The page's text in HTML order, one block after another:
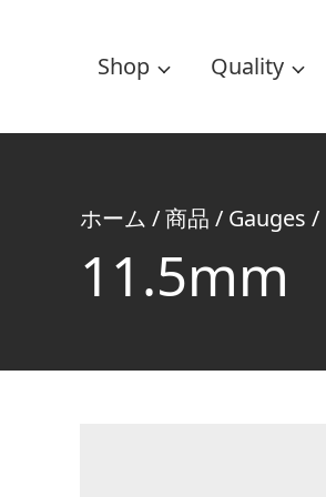
Shop Quality
ホーム /商品 / Gauges /
11.5mm